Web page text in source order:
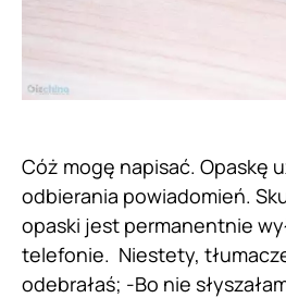
Cóż mogę napisać. Opaskę
odbierania powiadomień.
opaski jest permanentnie
telefonie. Niestety,
odebrałaś; -Bo nie